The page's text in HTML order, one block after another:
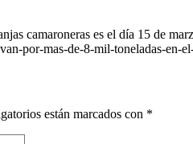
camaroneras es el día 15 de
por-mas-de-8-mil-toneladas-en-
están marcados con *